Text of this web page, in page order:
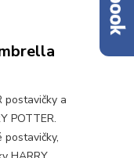
postavičky a
POTTER.
postavičky,